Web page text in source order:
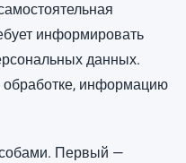
информировать
данных.
обработке, информацию
Первый —